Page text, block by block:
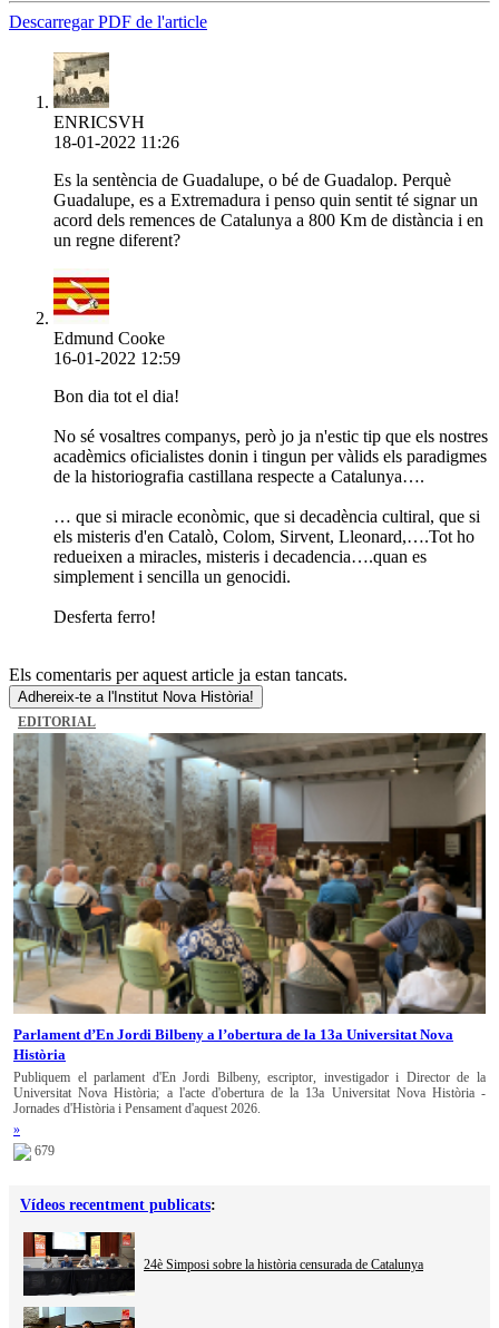
Descarregar PDF de l'article
ENRICSVH
18-01-2022 11:26
Es la sentència de Guadalupe, o bé de Guadalop. Perquè
Guadalupe, es a Extremadura i penso quin sentit té signar un
acord dels remences de Catalunya a 800 Km de distància i en
un regne diferent?
Edmund Cooke
16-01-2022 12:59
Bon dia tot el dia!
No sé vosaltres companys, però jo ja n'estic tip que els nostres
acadèmics oficialistes donin i tingun per vàlids els paradigmes
de la historiografia castillana respecte a Catalunya….
… que si miracle econòmic, que si decadència cultiral, que si
els misteris d'en Catalò, Colom, Sirvent, Lleonard,….Tot ho
redueixen a miracles, misteris i decadencia….quan es
simplement i sencilla un genocidi.
Desferta ferro!
Els comentaris per aquest article ja estan tancats.
Adhereix-te a l'Institut Nova Història!
EDITORIAL
Parlament d’En Jordi Bilbeny a l’obertura de la 13a Universitat Nova
Història
Publiquem el parlament d'En Jordi Bilbeny, escriptor, investigador i Director de la
Universitat Nova Història; a l'acte d'obertura de la 13a Universitat Nova Història -
Jornades d'Història i Pensament d'aquest 2026.
»
679
Vídeos recentment publicats:
24è Simposi sobre la història censurada de Catalunya